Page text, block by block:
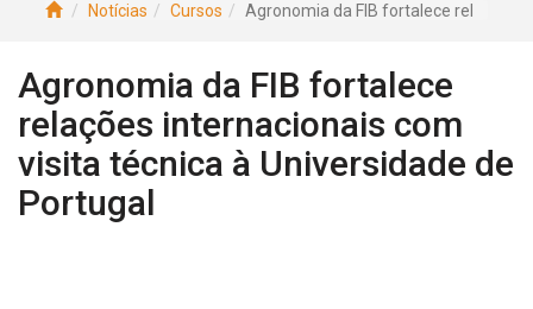
Notícias Cursos Agronomia da FIB fortalece rel
Agronomia da FIB fortalece
relações internacionais com
visita técnica à Universidade de
Portugal